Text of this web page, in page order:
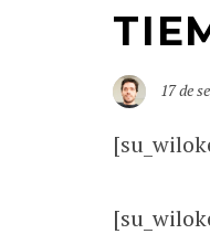
17 de